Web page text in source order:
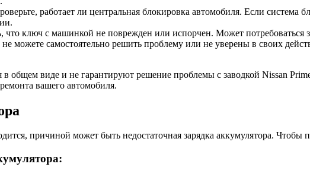
работает ли центральная блокировка автомобиля. Если
что ключ с машинкой не поврежден или испорчен. Может потребоваться
можете самостоятельно решить проблему или не уверены в своих
общем виде и не гарантируют решение проблемы с заводкой Nissan
вашего автомобиля.
причиной может быть недостаточная зарядка аккумулятора. Чтобы